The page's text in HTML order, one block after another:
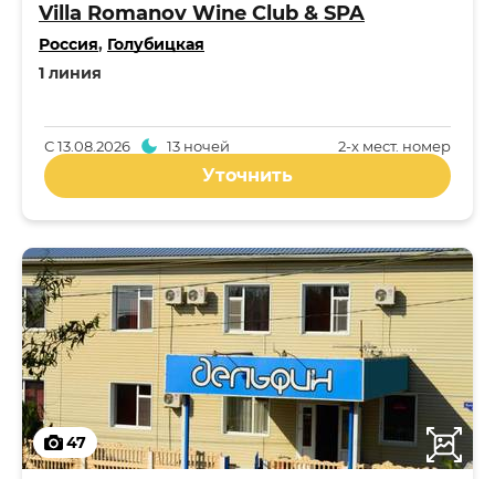
Villa Romanov Wine Club & SPA
Россия, Голубицкая
1 линия
2-x мест. номер
С13.08.2026 13 ночей
Уточнить
47